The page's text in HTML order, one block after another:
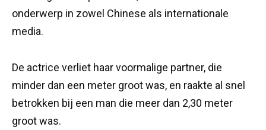
onderwerp in zowel Chinese als internationale
media.
De actrice verliet haar voormalige partner, die
minder dan een meter groot was, en raakte al snel
betrokken bij een man die meer dan 2,30 meter
groot was.